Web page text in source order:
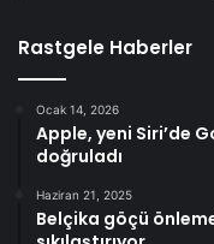
Rastgele Haberler
Ocak 14, 2026
Apple, yeni Siri’de
doğruladı
Haziran 21, 2025
Belçika göçü